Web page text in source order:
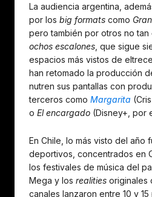
La audiencia argentina,
por los big formats como
pero también por otros no tan
ochos escalones, que sigue
espacios más vistos de
han retomado la producción
nutren sus pantallas con
terceros como Margarita
o El encargado (Disney+, por
En Chile, lo más visto del año
deportivos, concentrados en
los festivales de música del
Mega y los realities originales
canales lanzaron entre 10 y